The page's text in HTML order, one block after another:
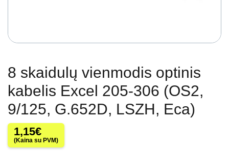
8 skaidulų vienmodis optinis
kabelis Excel 205-306 (OS2,
9/125, G.652D, LSZH, Eca)
1,15€
(Kaina su PVM)